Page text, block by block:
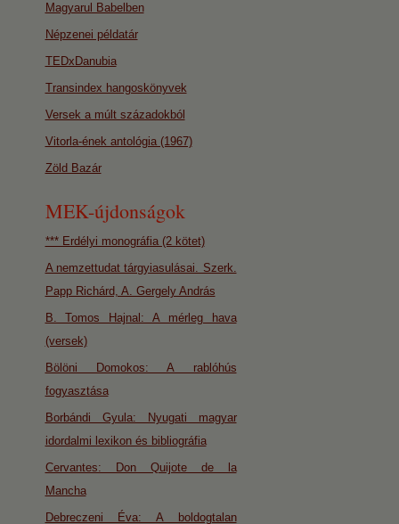
Magyarul Babelben
Népzenei példatár
TEDxDanubia
Transindex hangoskönyvek
Versek a múlt századokból
Vitorla-ének antológia (1967)
Zöld Bazár
MEK-újdonságok
*** Erdélyi monográfia (2 kötet)
A nemzettudat tárgyiasulásai. Szerk.
Papp Richárd, A. Gergely András
B. Tomos Hajnal: A mérleg hava
(versek)
Bölöni Domokos: A rablóhús
fogyasztása
Borbándi Gyula: Nyugati magyar
idordalmi lexikon és bibliográfia
Cervantes: Don Quijote de la
Mancha
Debreczeni Éva: A boldogtalan